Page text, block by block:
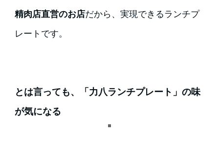
精肉店直営のお店だから、実現できるランチプ
レートです。
とは言っても、「力八ランチプレート」の味
が気になる